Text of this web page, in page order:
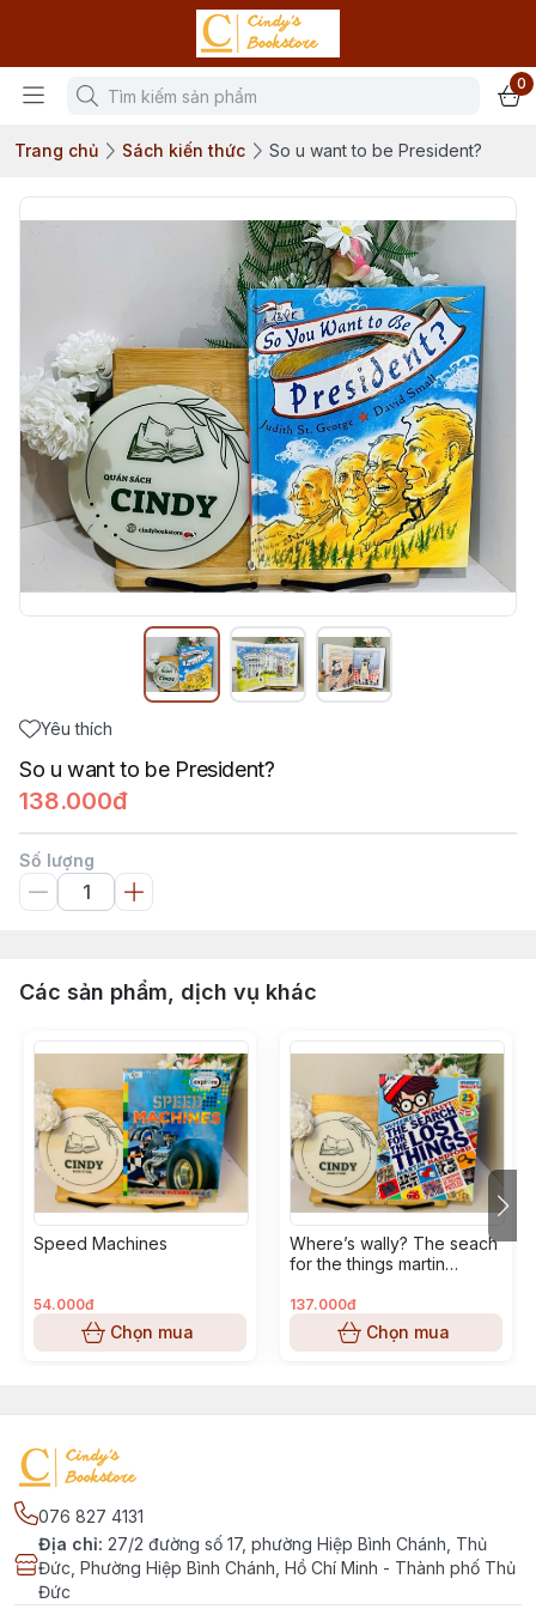
0
Trang chủ Sách kiến thức So u want to be President?
Yêu thích
So u want to be President?
138.000đ
Số lượng
Các sản phẩm, dịch vụ khác
Speed Machines
54.000đ
Chọn mua
Where’s wally? The seach
for the things martin
137.000đ
Chọn mua
076 827 4131
Địa chỉ: 27/2 đường số 17, phường Hiệp Bình Chánh, Thủ
Đức, Phường Hiệp Bình Chánh, Hồ Chí Minh - Thành phố Thủ
Đức